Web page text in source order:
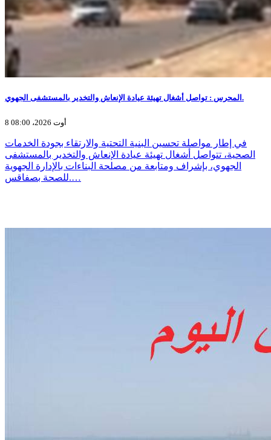
المحرس : تواصل أشغال تهيئة عيادة الإنعاش والتخدير بالمستشفى الجهوي.
8 أوت 2026، 08:00
في إطار مواصلة تحسين البنية التحتية والارتقاء بجودة الخدمات
الصحية، تتواصل أشغال تهيئة عيادة الإنعاش والتخدير بالمستشفى
الجهوي، بإشراف ومتابعة من مصلحة البناءات بالإدارة الجهوية
للصحة بصفاقس.…